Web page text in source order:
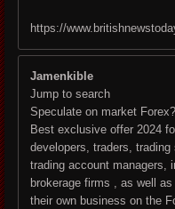
https://
Jamenkible
Jump to search
Speculate on market Forex?
Best exclusive offer 2024
developers, traders,
trading account managers,
brokerage firms , as well
their own business on the